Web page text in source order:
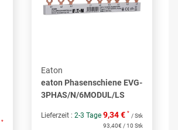
*
Eaton
eaton Phasenschiene EVG-
3PHAS/N/6MODUL/LS
Lieferzeit : 2-3 Tage 9,34 € * / Stk
93,40€ / 10 Stk